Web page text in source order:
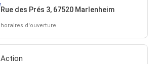
Rue des Prés 3, 67520 Marlenheim
horaires d'ouverture
Action